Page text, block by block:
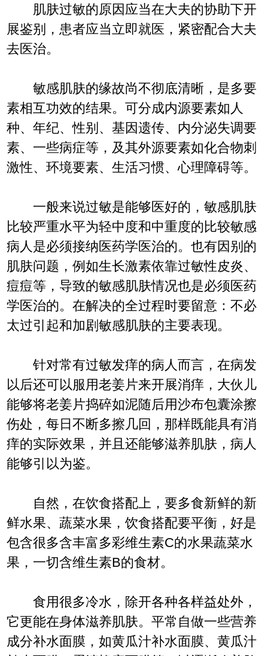
肌肤过敏的原因应当在大夫的协助下开
展鉴别，患者应当立即就医，紧密配合大夫
去医治。
敏感肌肤的缘故尚不彻底清晰，是多要
素相互功效的结果。可分成内源要素如人
种、年纪、性别、基因遗传、内分泌失调要
素、一些病症等，及其外源要素如化合物刺
激性、环境要素、生活习惯、心理障碍等。
一般来说过敏是能够医好的，敏感肌肤
比较严重水平为轻中度和中重度的比较敏感
病人是必须接纳医药学医治的。也有因别的
肌肤问题，例如生长激素依靠过敏性皮炎、
痘痘等，导致的敏感肌肤情况也是必须医药
学医治的。在解决的全过程时要留意：不必
太过引起和加剧敏感肌肤的主要表现。
针对常有过敏发痒的病人而言，在病发
以后还可以服用老姜片来开展消痒，大伙儿
能够将老姜片捣碎如泥随后用沙布包囊涂擦
伤处，每日不断多擦几回，那样既能具有消
痒的实际效果，并且还能够滋养肌肤，病人
能够引以为鉴。
自然，在饮食搭配上，要多食新鲜的新
鲜水果、蔬菜水果，饮食搭配要平衡，好是
包含很多含丰富多彩维生素C的水果蔬菜水
果，一切含维生素B的食材。
食用很多冷水，除开各种各样益处外，
它更能在身体滋养肌肤。平常自做一些营养
成分补水面膜，如黄瓜汁补水面膜、黄瓜汁